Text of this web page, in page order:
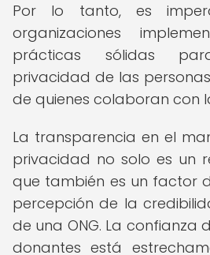
Por lo tanto, es
organizaciones
prácticas sólidas
privacidad de las
de quienes colaboran con
La transparencia en el
privacidad no solo es un
que también es un factor
percepción de la
de una ONG. La confianza
donantes está